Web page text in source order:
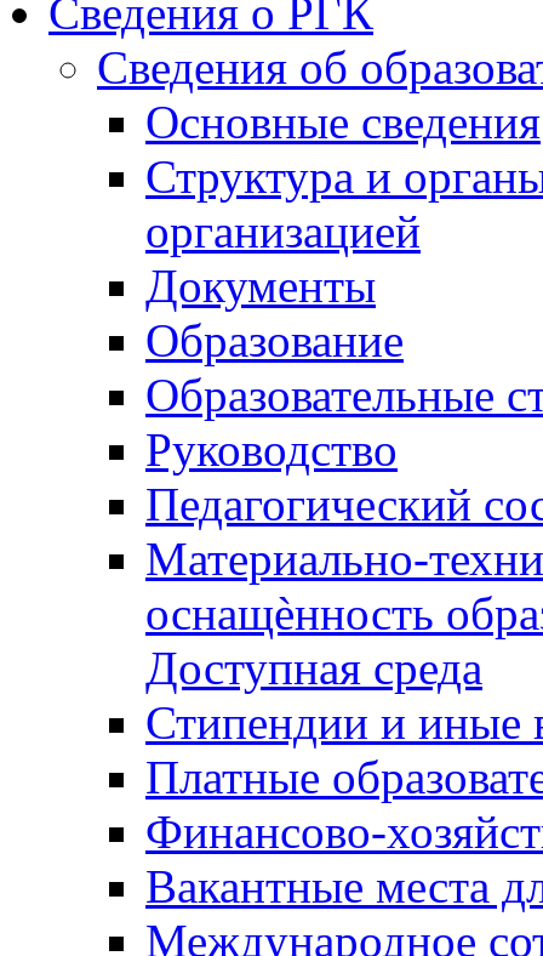
Сведения о РГК
Сведения об
Основные сведения
Структура и
организацией
Документы
Образование
Образовательные
Руководство
Педагогический
Материально-
оснащѐнность
Доступная среда
Стипендии и иные
Платные
Финансово-
Вакантные места
Международное